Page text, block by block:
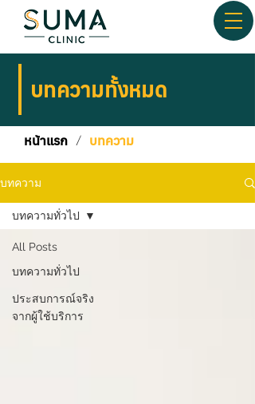
บทความทั้งหมด
หน้าแรก / บทความ
บทความ
All Posts
บทความทั่วไป
ประสบการณ์จริง
จากผู้ใช้บริการ
บทความทั่วไป